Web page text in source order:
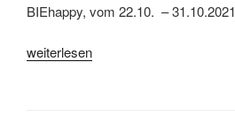
BIEhappy, vom 22.10. – 31.10.2021
„Bielefeld,
weiterlesen